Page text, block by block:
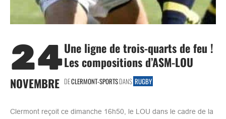
24
NOVEMBRE
Une ligne de trois-quarts de feu !
Les compositions d’ASM-LOU
DECLERMONT-SPORTSDANS RUGBY
Clermont reçoit ce dimanche 16h50, le LOU dans le cadre de la